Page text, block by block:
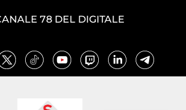
78 DEL DIGITALE